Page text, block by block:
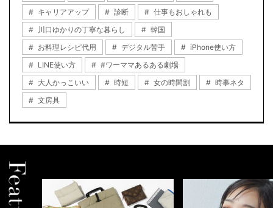
キャリアアップ
診断
仕事もおしゃれも
川口ゆかりの丁寧な暮らし
韓国
お料理レシピ代用
デジタル苦手
iPhone使い方
LINE使い方
#ワーママあるある劇場
大人かっこいい
時短 女の時間割
時事ネタ
文房具